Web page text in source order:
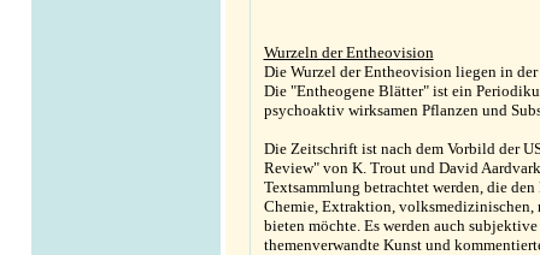
Wurzeln der Entheovision
Die Wurzel der Entheovision liegen in
Die "Entheogene Blätter" ist ein
psychoaktiv wirksamen Pflanzen und
Die Zeitschrift ist nach dem Vorbild der
Review" von K. Trout und David
Textsammlung betrachtet werden, die
Chemie, Extraktion, volksmedizinischen,
bieten möchte. Es werden auch
themenverwandte Kunst und